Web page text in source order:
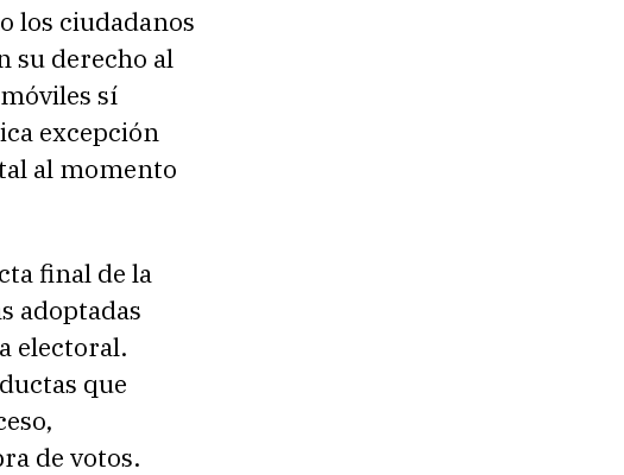
los ciudadanos
su derecho al
sí
excepción
al momento
final de la
adoptadas
electoral.
que
de votos.